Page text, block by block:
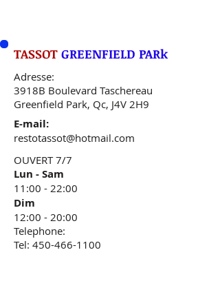
TASSOT GREENFIELD PARk
Adresse:
3918B Boulevard Taschereau
Greenfield Park, Qc, J4V 2H9
E-mail:
restotassot@hotmail.com
OUVERT 7/7
Lun - Sam
11:00 - 22:00
Dim
12:00 - 20:00
Telephone:
Tel: 450-466-1100